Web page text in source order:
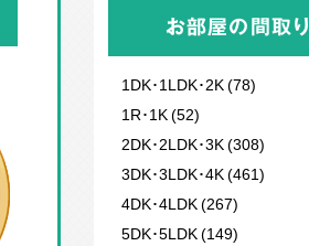
お部屋の間取り
1DK･1LDK･2K (78)
1R･1K (52)
2DK･2LDK･3K (308)
3DK･3LDK･4K (461)
4DK･4LDK (267)
5DK･5LDK (149)